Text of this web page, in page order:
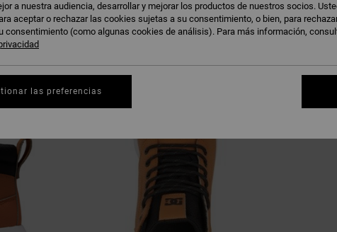
a nuestra audiencia, desarrollar y mejorar los productos de nuestros socios.
aceptar o rechazar las cookies sujetas a su consentimiento, o bien, para
consentimiento (como algunas cookies de análisis). Para más información,
las preferencias